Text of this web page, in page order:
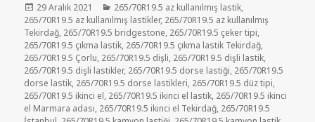
Yayın
tarihi
29 Aralık 2021 Kategoriler
265/70R19.5 az kullanılmış lastik,
265/70R19.5 az kullanılmış lastikler, 265/70R19.5 az kullanılmış
Tekirdağ, 265/70R19.5 bridgestone, 265/70R19.5 çeker tipi,
265/70R19.5 çıkma lastik, 265/70R19.5 çıkma lastik Tekirdağ,
265/70R19.5 Çorlu, 265/70R19.5 dişli, 265/70R19.5 dişli lastik,
265/70R19.5 dişli lastikler, 265/70R19.5 dorse lastiği, 265/70R19.5
dorse lastik, 265/70R19.5 dorse lastikleri, 265/70R19.5 düz tipi,
265/70R19.5 ikinci el, 265/70R19.5 ikinci el lastik, 265/70R19.5 ikinci
el Marmara adası, 265/70R19.5 ikinci el Tekirdağ, 265/70R19.5